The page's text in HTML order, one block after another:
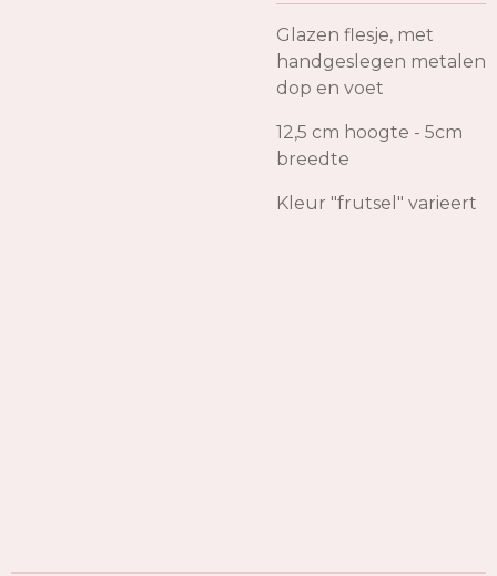
Glazen flesje, met
handgeslegen metalen
dop en voet
12,5 cm hoogte - 5cm
breedte
Kleur "frutsel" varieert